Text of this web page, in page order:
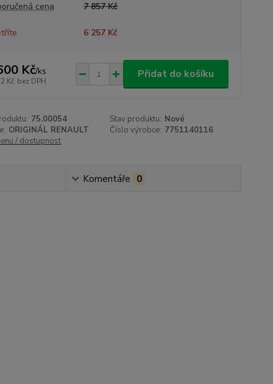
cena
7 857 Kč
6 257 Kč
Kč/ks
Kč bez DPH
Přidat do košíku
75.00054 Stav produktu: Nové
ORIGINÁL RENAULT Číslo výrobce: 7751140116
/ dostupnost
Komentáře 0